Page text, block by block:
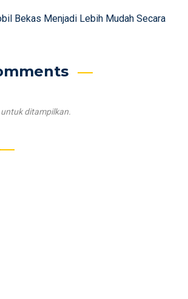
Bekas Menjadi Lebih Mudah Secara
ditampilkan.